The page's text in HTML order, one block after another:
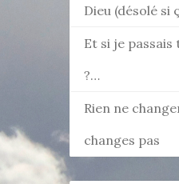
Dieu (désolé si
Et si je
?…
Rien ne
changes pas